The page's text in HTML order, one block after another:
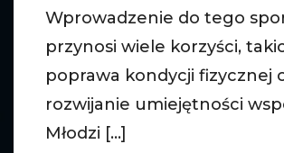
Wprowadzenie do tego
przynosi wiele korzyści,
poprawa kondycji fizycznej
rozwijanie umiejętności
Młodzi [...]